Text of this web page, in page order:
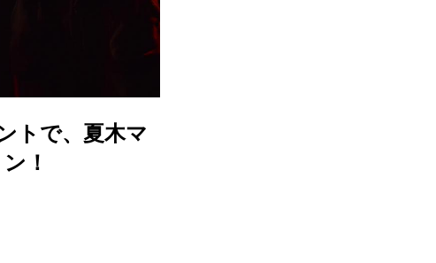
トで、夏木マ
！